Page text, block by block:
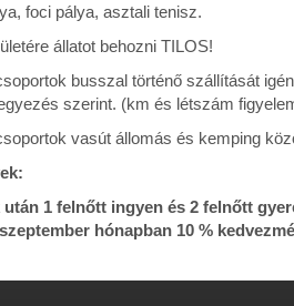
foci pálya, asztali tenisz.
állatot behozni TILOS!
busszal történő szállítását
szerint. (km és létszám
vasút állomás és kemping
után 1 felnőtt ingyen és 2 felnőtt
hónapban 10 %